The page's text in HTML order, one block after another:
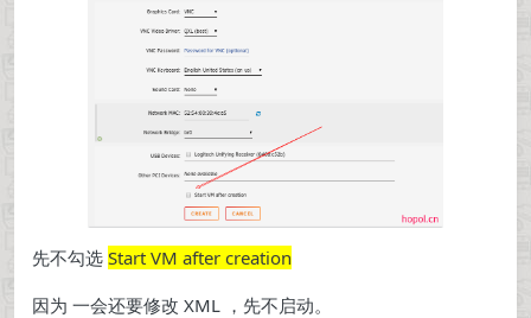
先不勾选 Start VM after creation
因为 一会还要修改 XML ，先不启动。